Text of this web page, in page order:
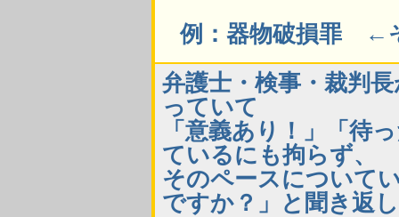
例：器物破損罪 ←
弁護士・検事・裁判
っていて
「意義あり！」「待
ているにも拘らず、
そのペースについて
ですか？」と聞き返